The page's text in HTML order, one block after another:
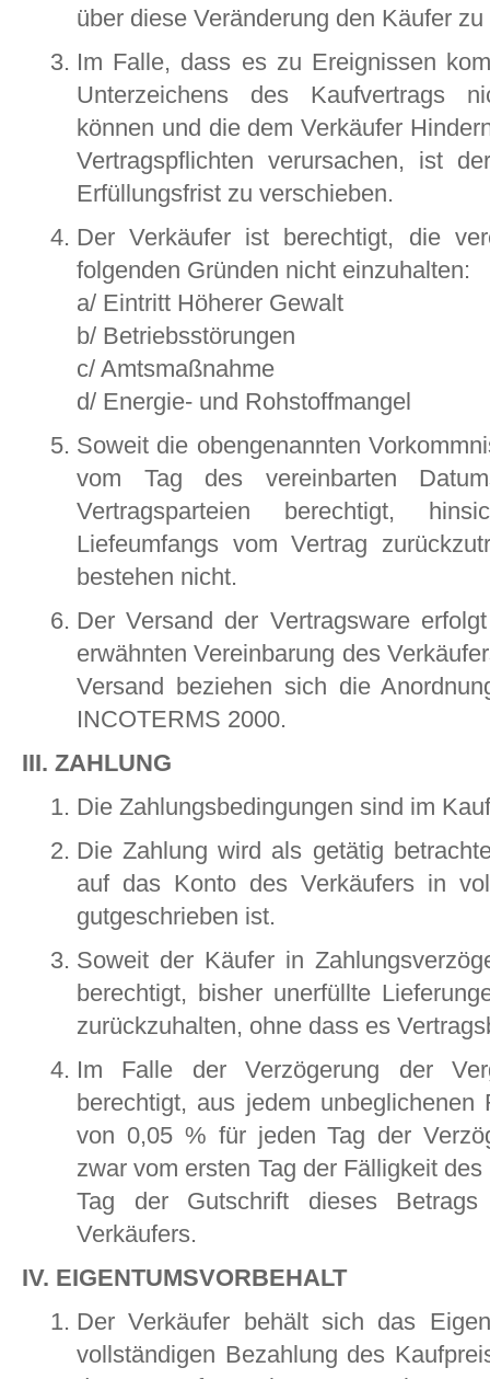
über diese Veränderung den Käufer
Im Falle, dass es zu Ereignissen
Unterzeichens des Kaufvertrags
können und die dem Verkäufer
Vertragspflichten verursachen, ist
Erfüllungsfrist zu verschieben.
Der Verkäufer ist berechtigt, die
folgenden Gründen nicht einzuhalten:
a/ Eintritt Höherer Gewalt
b/ Betriebsstörungen
c/ Amtsmaßnahme
d/ Energie- und Rohstoffmangel
Soweit die obengenannten
vom Tag des vereinbarten
Vertragsparteien berechtigt,
Liefeumfangs vom Vertrag
bestehen nicht.
Der Versand der Vertragsware
erwähnten Vereinbarung des
Versand beziehen sich die
INCOTERMS 2000.
III. ZAHLUNG
Die Zahlungsbedingungen sind im
Die Zahlung wird als getätig
auf das Konto des Verkäufers in
gutgeschrieben ist.
Soweit der Käufer in
berechtigt, bisher unerfüllte
zurückzuhalten, ohne dass es
Im Falle der Verzögerung der
berechtigt, aus jedem unbeglichenen
von 0,05 % für jeden Tag der
zwar vom ersten Tag der Fälligkeit
Tag der Gutschrift dieses
Verkäufers.
IV. EIGENTUMSVORBEHALT
Der Verkäufer behält sich das
vollständigen Bezahlung des